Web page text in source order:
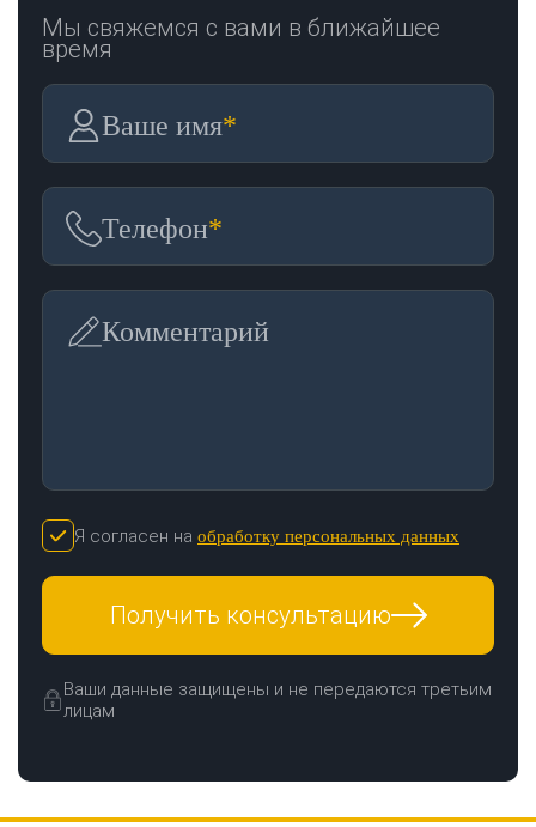
Мы свяжемся с вами в ближайшее
время
Ваше имя*
Телефон*
Комментарий
Я согласен на обработку персональных данных
Получить консультацию
Ваши данные защищены и не передаются третьим
лицам